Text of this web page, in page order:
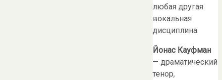
любая другая
вокальная
дисциплина.
Йонас Кауфман
— драматический
тенор,